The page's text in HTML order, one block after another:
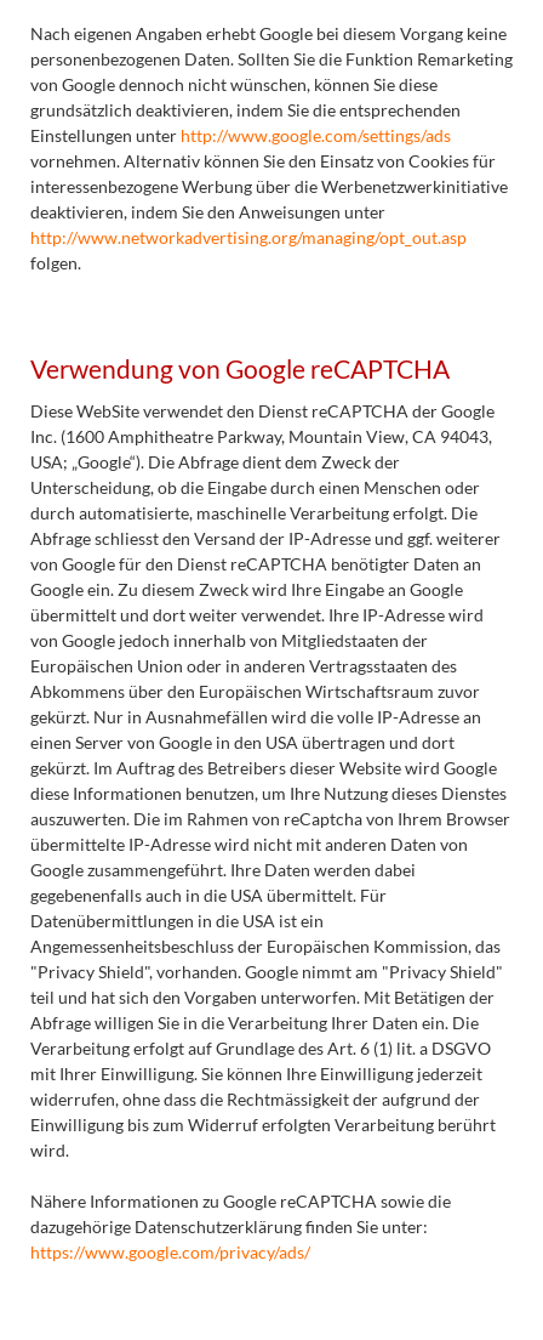
Nach eigenen Angaben erhebt Google bei diesem Vorgang keine
personenbezogenen Daten. Sollten Sie die Funktion Remarketing
von Google dennoch nicht wünschen, können Sie diese
grundsätzlich deaktivieren, indem Sie die entsprechenden
Einstellungen unter http://www.google.com/settings/ads
vornehmen. Alternativ können Sie den Einsatz von Cookies für
interessenbezogene Werbung über die Werbenetzwerkinitiative
deaktivieren, indem Sie den Anweisungen unter
http://www.networkadvertising.org/managing/opt_out.asp
folgen.
Verwendung von Google reCAPTCHA
Diese WebSite verwendet den Dienst reCAPTCHA der Google
Inc. (1600 Amphitheatre Parkway, Mountain View, CA 94043,
USA; „Google“). Die Abfrage dient dem Zweck der
Unterscheidung, ob die Eingabe durch einen Menschen oder
durch automatisierte, maschinelle Verarbeitung erfolgt. Die
Abfrage schliesst den Versand der IP-Adresse und ggf. weiterer
von Google für den Dienst reCAPTCHA benötigter Daten an
Google ein. Zu diesem Zweck wird Ihre Eingabe an Google
übermittelt und dort weiter verwendet. Ihre IP-Adresse wird
von Google jedoch innerhalb von Mitgliedstaaten der
Europäischen Union oder in anderen Vertragsstaaten des
Abkommens über den Europäischen Wirtschaftsraum zuvor
gekürzt. Nur in Ausnahmefällen wird die volle IP-Adresse an
einen Server von Google in den USA übertragen und dort
gekürzt. Im Auftrag des Betreibers dieser Website wird Google
diese Informationen benutzen, um Ihre Nutzung dieses Dienstes
auszuwerten. Die im Rahmen von reCaptcha von Ihrem Browser
übermittelte IP-Adresse wird nicht mit anderen Daten von
Google zusammengeführt. Ihre Daten werden dabei
gegebenenfalls auch in die USA übermittelt. Für
Datenübermittlungen in die USA ist ein
Angemessenheitsbeschluss der Europäischen Kommission, das
"Privacy Shield", vorhanden. Google nimmt am "Privacy Shield"
teil und hat sich den Vorgaben unterworfen. Mit Betätigen der
Abfrage willigen Sie in die Verarbeitung Ihrer Daten ein. Die
Verarbeitung erfolgt auf Grundlage des Art. 6 (1) lit. a DSGVO
mit Ihrer Einwilligung. Sie können Ihre Einwilligung jederzeit
widerrufen, ohne dass die Rechtmässigkeit der aufgrund der
Einwilligung bis zum Widerruf erfolgten Verarbeitung berührt
wird.
Nähere Informationen zu Google reCAPTCHA sowie die
dazugehörige Datenschutzerklärung finden Sie unter:
https://www.google.com/privacy/ads/